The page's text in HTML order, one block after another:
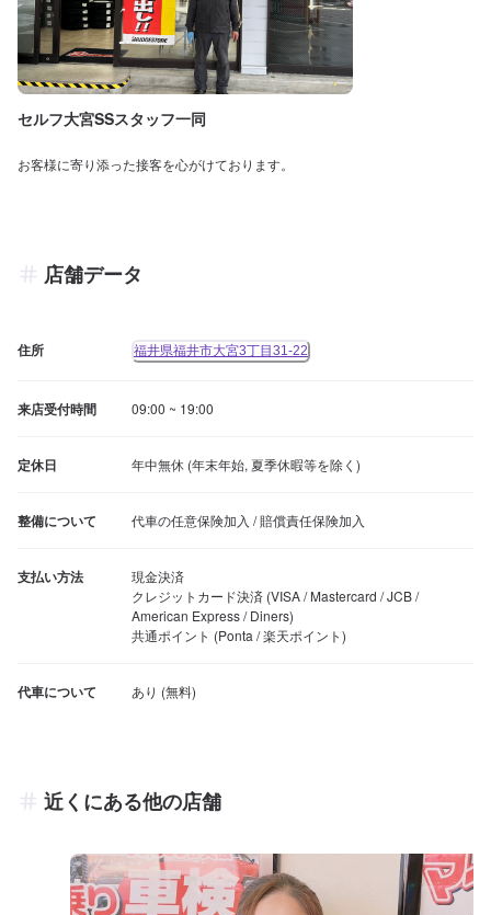
セルフ大宮SSスタッフ一同
お客様に寄り添った接客を心がけております。
店舗データ
住所 福井県福井市大宮3丁目31-22
来店受付時間 09:00 ~ 19:00
定休日 年中無休 (年末年始, 夏季休暇等を除く)
整備について 代車の任意保険加入 / 賠償責任保険加入
支払い方法
現金決済
クレジットカード決済 (VISA / Mastercard / JCB /
American Express / Diners)
共通ポイント (Ponta / 楽天ポイント)
代車について
近くにある他の店舗